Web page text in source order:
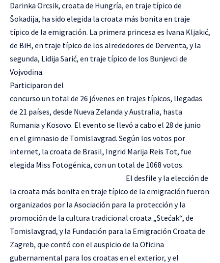
Darinka Orcsik, croata de Hungría, en traje típico de
Šokadija, ha sido elegida la croata más bonita en traje
típico de la emigración. La primera princesa es Ivana Kljakić,
de BiH, en traje típico de los alrededores de Derventa, y la
segunda, Lidija Sarić, en traje típico de los Bunjevci de
Vojvodina.
Participaron del
concurso un total de 26 jóvenes en trajes típicos, llegadas
de 21 países, desde Nueva Zelanda y Australia, hasta
Rumania y Kosovo. El evento se llevó a cabo el 28 de junio
en el gimnasio de Tomislavgrad. Según los votos por
internet, la croata de Brasil, Ingrid Marija Reis Tot, fue
elegida Miss Fotogénica, con un total de 1068 votos.
El desfile y la elección de
la croata más bonita en traje típico de la emigración fueron
organizados por la Asociación para la protección y la
promoción de la cultura tradicional croata „Stećak“, de
Tomislavgrad, y la Fundación para la Emigración Croata de
Zagreb, que contó con el auspicio de la Oficina
gubernamental para los croatas en el exterior, y el